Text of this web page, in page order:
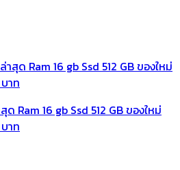
Ram 16 gb Ssd 512 GB ของใหม่
าท